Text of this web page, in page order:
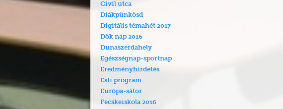
Civil utca
Diákpünkösd
Digitális témahét 2017
Dök nap 2016
Dunaszerdahely
Egészségnap-sportnap
Eredményhirdetés
Esti program
Európa-sátor
Fecskeiskola 2016